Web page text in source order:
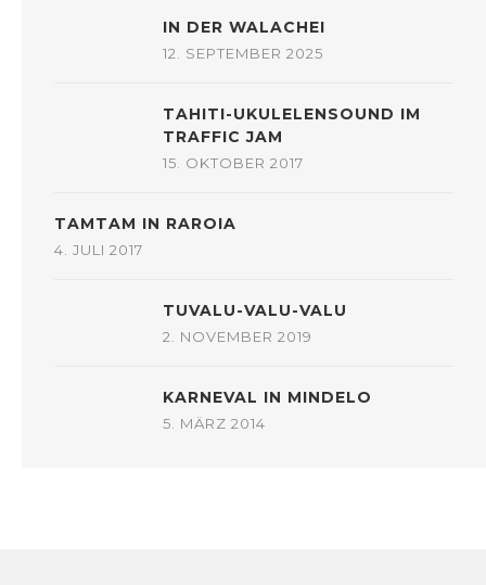
IN DER WALACHEI
12. SEPTEMBER 2025
TAHITI-UKULELENSOUND IM
TRAFFIC JAM
15. OKTOBER 2017
TAMTAM IN RAROIA
4. JULI 2017
TUVALU-VALU-VALU
2. NOVEMBER 2019
KARNEVAL IN MINDELO
5. MÄRZ 2014